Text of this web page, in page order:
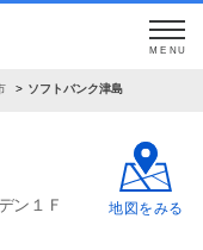
MENU
ソフトバンク津島
ン１Ｆ 地図をみる